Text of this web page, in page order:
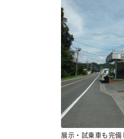
展示・試乗車も完